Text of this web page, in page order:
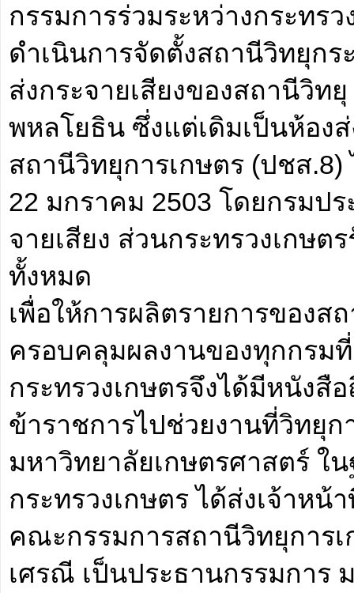
กรรมการร่วมระหว่างกระทร
ดำเนินการจัดตั้งสถานีวิทยุกร
ส่งกระจายเสียงของสถานีวิ
พหลโยธิน ซึ่งแต่เดิมเป็นห้อง
สถานีวิทยุการเกษตร (ปชส.8)
22 มกราคม 2503 โดยกรมป
จายเสียง ส่วนกระทรวงเกษ
ทั้งหมด
เพื่อให้การผลิตรายการของส
ครอบคลุมผลงานของทุกกรม
กระทรวงเกษตรจึงได้มีหนังสื
ข้าราชการไปช่วยงานที่วิทยุก
มหาวิทยาลัยเกษตรศาสตร์ ใ
กระทรวงเกษตร ได้ส่งเจ้าหน้
คณะกรรมการสถานีวิทยุการ
เศรณี เป็นประธานกรรมการ